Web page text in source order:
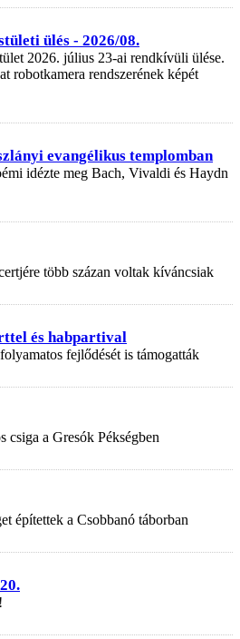
ülés - 2026/08.
2026. július 23-ai rendkívüli ülése.
robotkamera rendszerének képét
evangélikus templomban
idézte meg Bach, Vivaldi és Haydn
több százan voltak kíváncsiak
és habpartival
fejlődését is támogatták
csiga a Gresók Pékségben
építettek a Csobbanó táborban